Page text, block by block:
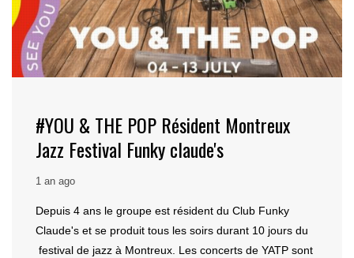
#YOU & THE POP Résident Montreux
Jazz Festival Funky claude's
1 an ago
Depuis 4 ans le groupe est résident du Club Funky
Claude's et se produit tous les soirs durant 10 jours du
festival de jazz à Montreux. Les concerts de YATP sont